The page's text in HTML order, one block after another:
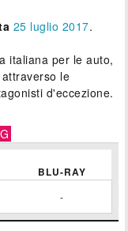
25 luglio 2017.
italiana per le auto,
le
d'eccezione.
BLU-RAY
-